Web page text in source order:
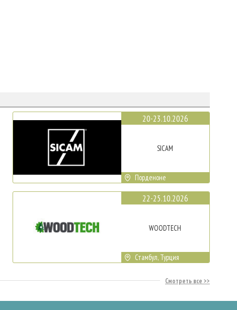
20-23.10.2026
SICAM
Порденоне
22-25.10.2026
WOODTECH
Стамбул, Турция
Смотреть все